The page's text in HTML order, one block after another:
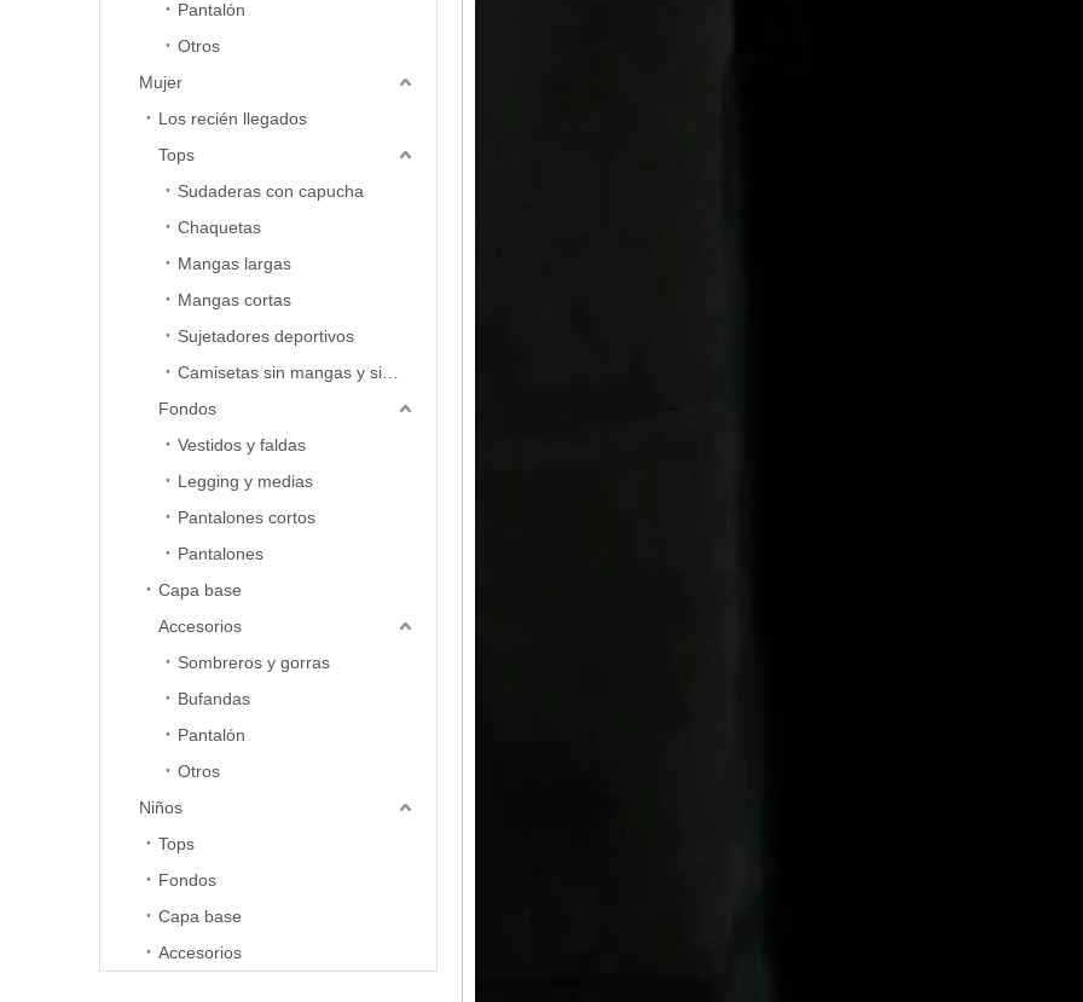
Pantalón
Otros
Mujer
Los recién llegados
Tops
Sudaderas con capucha
Chaquetas
Mangas largas
Mangas cortas
Sujetadores deportivos
Fondos
Vestidos y faldas
Legging y medias
Pantalones cortos
Pantalones
Capa base
Accesorios
Sombreros y gorras
Bufandas
Pantalón
Otros
Niños
Tops
Fondos
Capa base
Accesorios